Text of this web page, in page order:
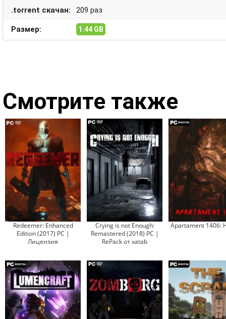
.torrent скачан: 209 раз
Размер: 1.44 GB
Смотрите также
Redeemer: Enhanced
Edition (2017) PC |
Лицензия
Crying is not Enough:
Remastered (2018) PC |
RePack от xatab
Apartament 1406: